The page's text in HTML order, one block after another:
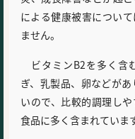
による健康被害につい
ません。
ビタミンB2を多く含
ぎ、乳製品、卵などが
いので、比較的調理し
食品に多く含まれていま